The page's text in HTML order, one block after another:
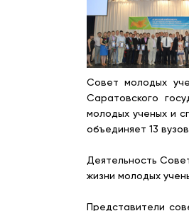
Совет молодых
Саратовского
молодых ученых и
объединяет 13
Деятельность
жизни молодых
Представители